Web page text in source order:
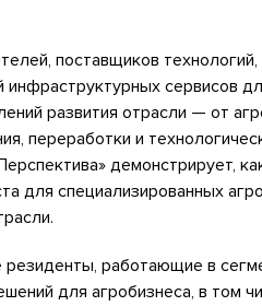
поставщиков
инфраструктурных сервисов
развития отрасли — от
переработки и
демонстрирует,
для специализированных
резиденты, работающие в
для агробизнеса, в том